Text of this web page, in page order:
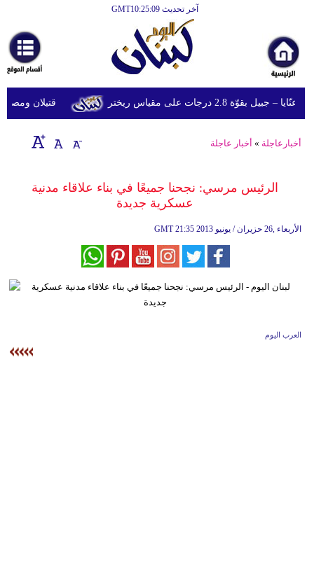
آخر تحديث GMT10:25:09
أخبارعاجلة
رياضة
ثقافة
إقتصاد
وموسيقى
ديكور
قتيلان ومصابون جراء 14 غارة إسرائيلية على 2.8 درجات على مقياس ريختر
أخبارعاجلة » أخبار عاجلة
الرئيس مرسي: نجحنا جميعًا في بناء علاقاء مدنية
عسكرية جديدة
GMT 21:35 2013 الأربعاء ,26 حزيران / يونيو
العرب اليوم